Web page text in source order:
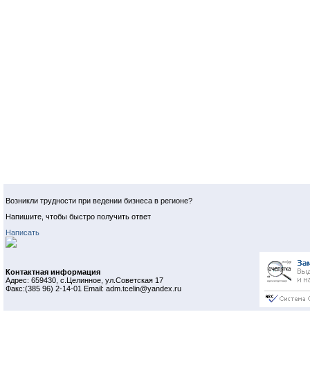
Возникли трудности при ведении бизнеса в регионе?
Напишите, чтобы быстро получить ответ
Написать
Контактная информация
Адрес: 659430, с.Целинное, ул.Советская 17
Факс:(385 96) 2-14-01 Email: adm.tcelin@yandex.ru